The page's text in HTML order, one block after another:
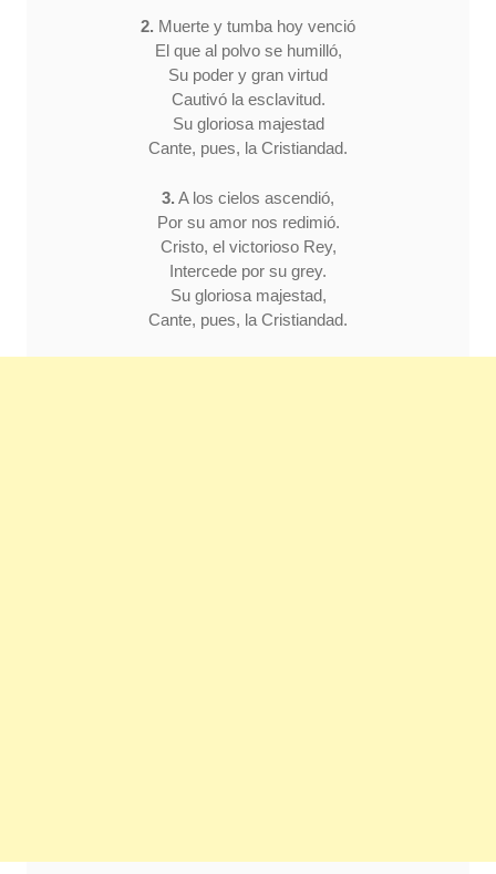
2. Muerte y tumba hoy venció
El que al polvo se humilló,
Su poder y gran virtud
Cautivó la esclavitud.
Su gloriosa majestad
Cante, pues, la Cristiandad.
3. A los cielos ascendió,
Por su amor nos redimió.
Cristo, el victorioso Rey,
Intercede por su grey.
Su gloriosa majestad,
Cante, pues, la Cristiandad.